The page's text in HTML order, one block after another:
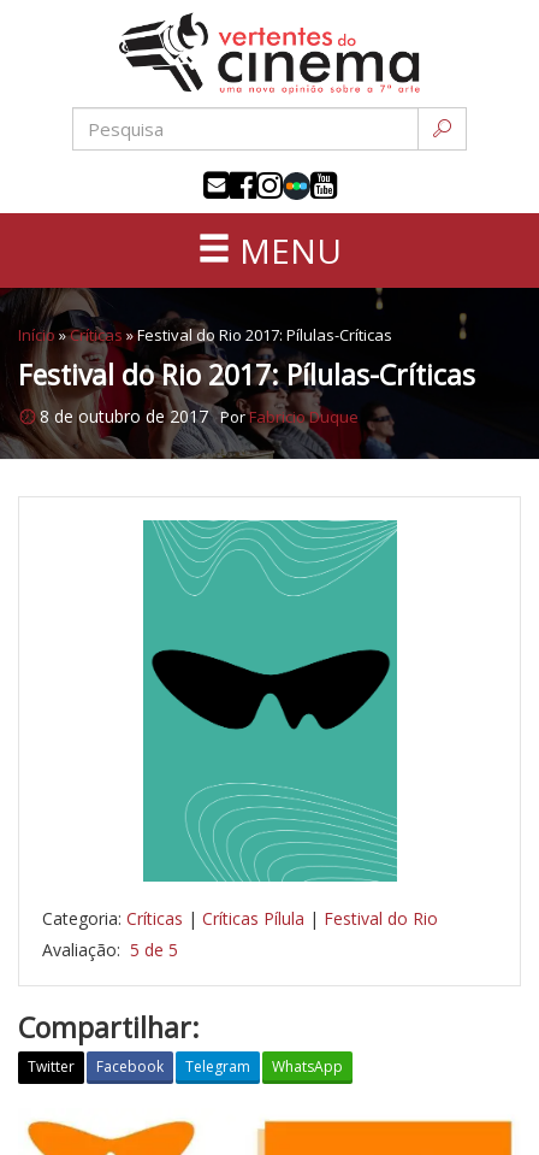
conteúdo
sétima
MENU
Início »Críticas »Festival do Rio 2017: Pílulas-Críticas
Festival do Rio 2017: Pílulas-Críticas
8 de outubro de 2017 PorFabricio Duque
Categoria: Críticas | Críticas Pílula | Festival do Rio
Avaliação: 5 de 5
Compartilhar:
Twitter Facebook Telegram WhatsApp